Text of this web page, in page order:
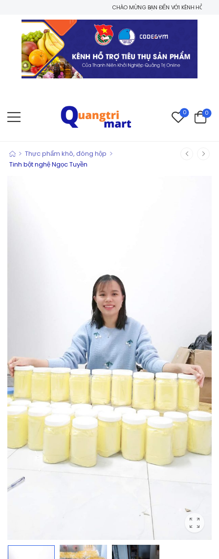
CHÀO MỪNG BẠN ĐẾN VỚI KÊNH HỖ TRỢ TIÊU THỤ
0 0
> Thực phẩm khô, đóng hộp >
Tinh bột nghệ Ngọc Tuyền